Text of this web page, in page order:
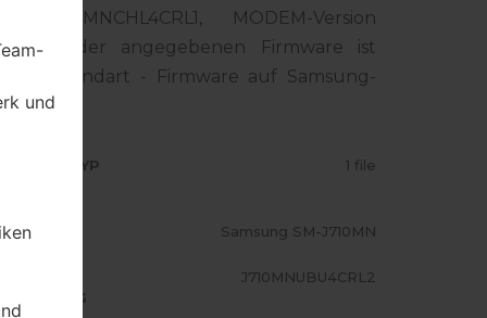
MODEM-Version
der angegebenen Firmware ist
die Standart - Firmware auf Samsung-
TYP 1 file
Samsung SM-J710MN
J710MNUBU4CRL2
und